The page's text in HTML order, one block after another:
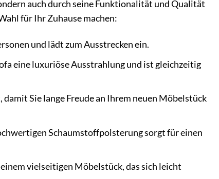
auch durch seine Funktionalität und Qualität
für Ihr Zuhause machen:
und lädt zum Ausstrecken ein.
eine luxuriöse Ausstrahlung und ist gleichzeitig
Sie lange Freude an Ihrem neuen Möbelstück
Schaumstoffpolsterung sorgt für einen
vielseitigen Möbelstück, das sich leicht